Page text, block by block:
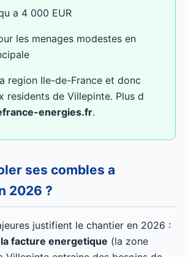
a 4 000 EUR
les menages modestes en
region Ile-de-France et donc
residents de Villepinte. Plus d
energies.fr.
ses combles a
2026 ?
justifient le chantier en 2026 :
facture energetique (la zone